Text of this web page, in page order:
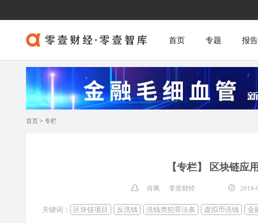
首页 专题 报告
首页 > 专栏
【专栏】 区块链应
肖飒 · 零壹财经
关键词： 区块链项目 反洗钱 洗钱类犯罪法条 虚拟币洗钱 金